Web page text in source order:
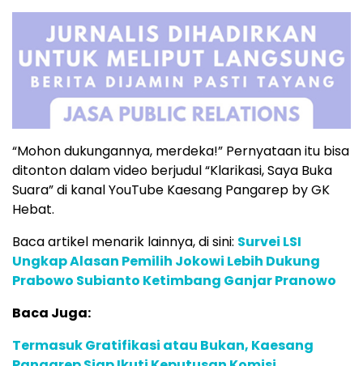
“Mohon dukungannya, merdeka!” Pernyataan itu bisa
ditonton dalam video berjudul “Klarikasi, Saya Buka
Suara” di kanal YouTube Kaesang Pangarep by GK
Hebat.
Baca artikel menarik lainnya, di sini: Survei LSI
Ungkap Alasan Pemilih Jokowi Lebih Dukung
Prabowo Subianto Ketimbang Ganjar Pranowo
Baca Juga:
Termasuk Gratifikasi atau Bukan, Kaesang